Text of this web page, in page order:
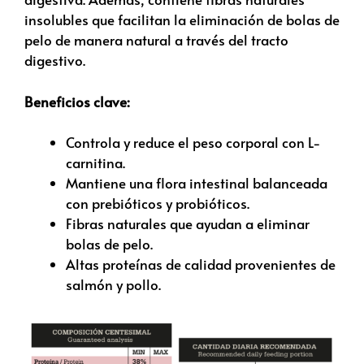
insolubles que facilitan la eliminación de bolas de
pelo de manera natural a través del tracto
digestivo.
Beneficios clave:
Controla y reduce el peso corporal con L-
carnitina.
Mantiene una flora intestinal balanceada
con prebióticos y probióticos.
Fibras naturales que ayudan a eliminar
bolas de pelo.
Altas proteínas de calidad provenientes de
salmón y pollo.